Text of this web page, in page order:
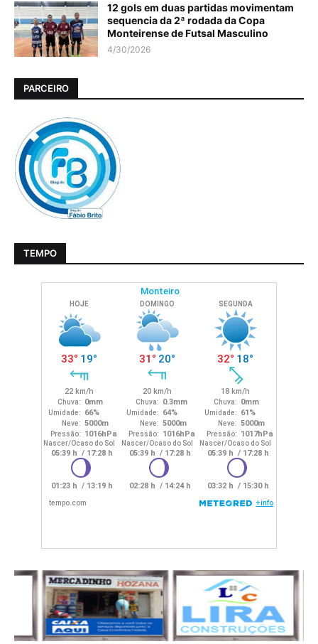
12 gols em duas partidas movimentam
sequencia da 2ª rodada da Copa
Monteirense de Futsal Masculino
4/30/2026
PARCEIRO
TEMPO